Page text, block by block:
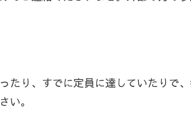
たり、すでに定員に達していたりで
い。